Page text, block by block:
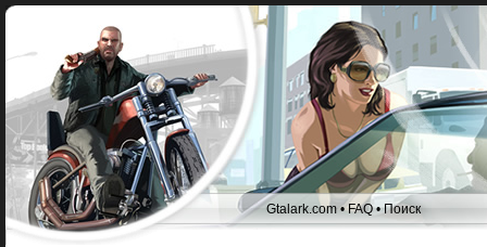
Gtalark.com •FAQ•Поиск